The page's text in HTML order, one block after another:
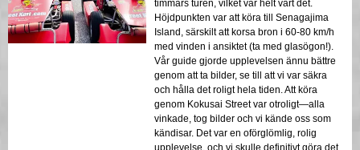
timmars turen, vilket var helt värt det.
Höjdpunkten var att köra till Senagajima
Island, särskilt att korsa bron i 60-80 km/h
med vinden i ansiktet (ta med glasögon!).
Vår guide gjorde upplevelsen ännu bättre
genom att ta bilder, se till att vi var säkra
och hålla det roligt hela tiden. Att köra
genom Kokusai Street var otroligt—alla
vinkade, tog bilder och vi kände oss som
kändisar. Det var en oförglömlig, rolig
upplevelse, och vi skulle definitivt göra det